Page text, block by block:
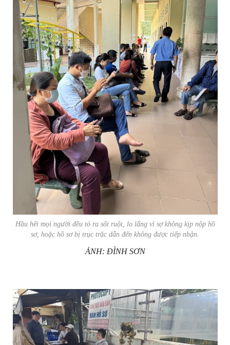
Hầu hết mọi người đều tỏ ra sốt ruột, lo lắng vì sợ không kịp nộp hồ
sơ, hoặc hồ sơ bị trục trặc dẫn đến không được tiếp nhận.
ẢNH: ĐÌNH SƠN